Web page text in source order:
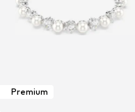
Premium